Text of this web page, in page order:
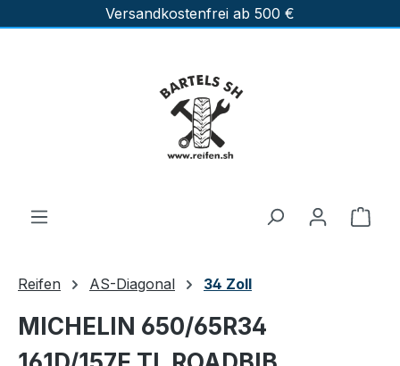
Zum Hauptinhalt springenVersandkostenfrei ab 500 €
Reifen AS-Diagonal 34 Zoll
MICHELIN 650/65R34